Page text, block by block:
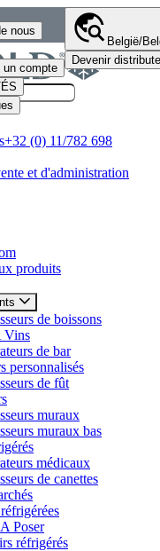
nous
un compte
België/
Devenir
+32 (0) 11/782 698
et d'administration
produits
de boissons
Vins
de bar
personnalisés
de fût
muraux
muraux bas
médicaux
de canettes
Poser
réfrigérés